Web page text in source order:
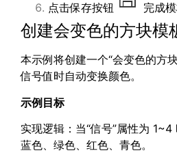
点击保存按钮 完成模
创建会变色的方块模
本示例将创建一个“会变色的方
信号值时自动变换颜色。
示例目标
实现逻辑：当“信号”属性为
蓝色、绿色、红色、青色。